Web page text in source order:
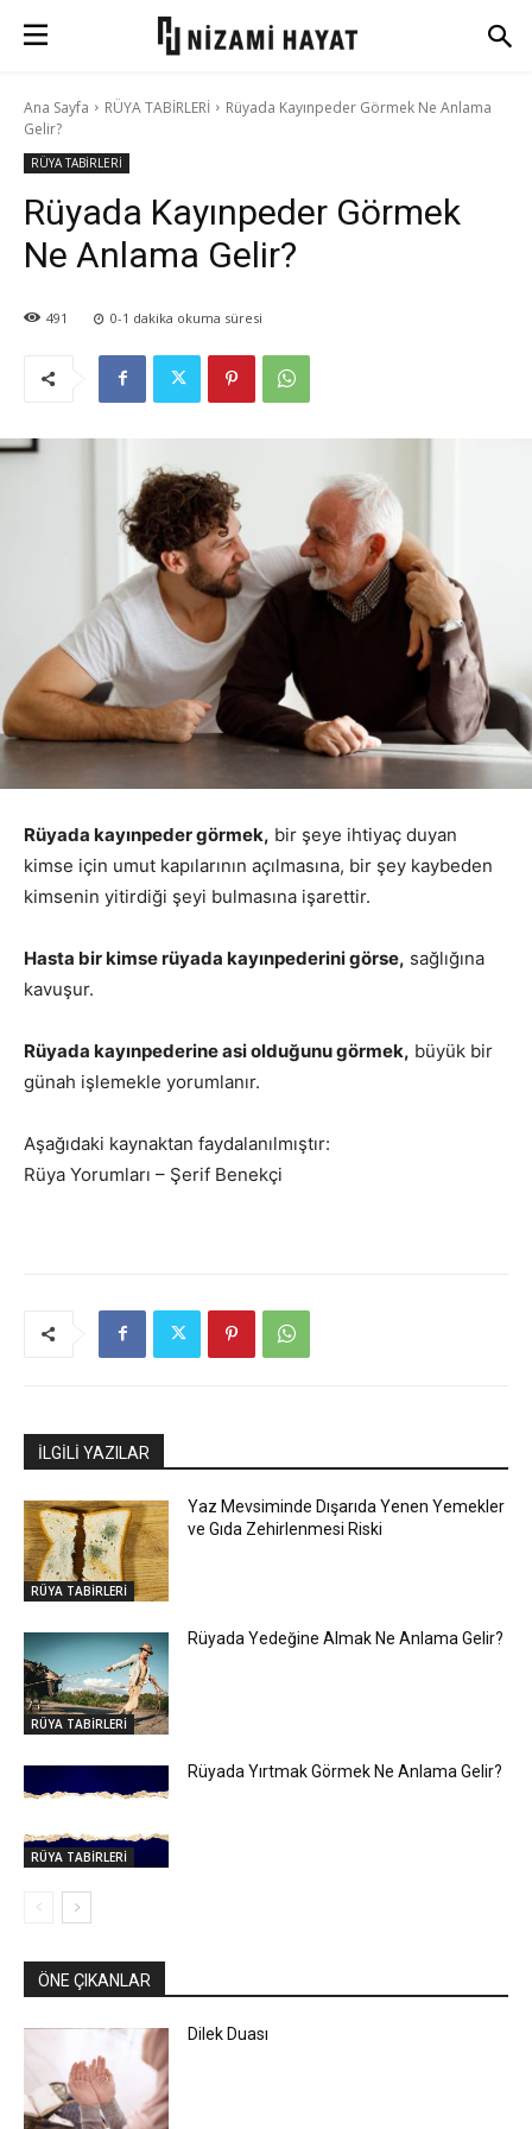
Ana Sayfa RÜYA TABİRLERİ
Rüyada Kayınpeder Görmek Ne Anlama
Gelir?
RÜYA TABİRLERİ
Rüyada Kayınpeder Görmek
Ne Anlama Gelir?
491 0-1 dakika okuma süresi
Rüyada kayınpeder görmek, bir şeye ihtiyaç duyan
kimse için umut kapılarının açılmasına, bir şey kaybeden
kimsenin yitirdiği şeyi bulmasına işarettir.
Hasta bir kimse rüyada kayınpederini görse, sağlığına
kavuşur.
Rüyada kayınpederine asi olduğunu görmek, büyük bir
günah işlemekle yorumlanır.
Aşağıdaki kaynaktan faydalanılmıştır:
Rüya Yorumları – Şerif Benekçi
İLGİLİ YAZILAR
RÜYA TABİRLERİ
Yaz Mevsiminde Dışarıda Yenen Yemekler
ve Gıda Zehirlenmesi Riski
RÜYA TABİRLERİ
Rüyada Yedeğine Almak Ne Anlama Gelir?
RÜYA TABİRLERİ
Rüyada Yırtmak Görmek Ne Anlama Gelir?
ÖNE ÇIKANLAR
Dilek Duası